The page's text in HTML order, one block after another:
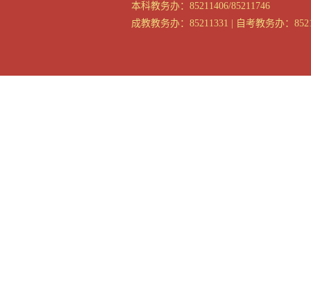
本科教务办：85211406/85211746
成教教务办：85211331 | 自考教务办：